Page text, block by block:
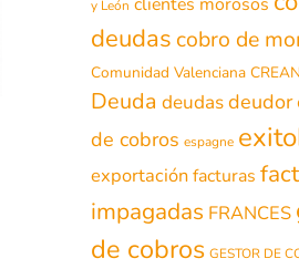
y León
deudas cobro de
Comunidad Valenciana
Deuda deudasdeudor
de cobros espagne
exportaciónfacturas
impagadas FRANCES
de cobros GESTOR DE